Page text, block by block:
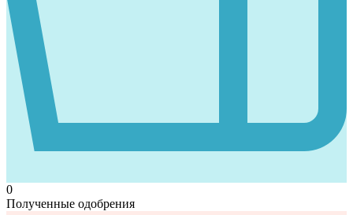
0
Полученные одобрения